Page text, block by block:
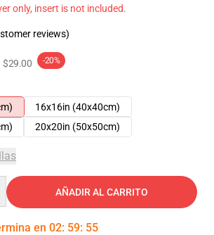
only, insert is not included.
reviews)
$29.00 -20%
16x16in (40x40cm)
20x20in (50x50cm)
AÑADIR AL CARRITO
en 02: 59: 54